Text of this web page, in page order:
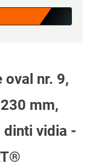
nr. 9,
mm,
vidia -